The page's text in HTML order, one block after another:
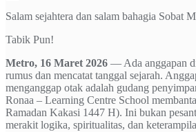
Salam sejahtera dan salam bahagia Sobat
Tabik Pun!
Metro, 16 Maret 2026 — Ada anggapan
rumus dan mencatat tanggal sejarah.
menganggap otak adalah gudang
Ronaa – Learning Centre School
Ramadan Kakasi 1447 H). Ini bukan
merakit logika, spiritualitas, dan